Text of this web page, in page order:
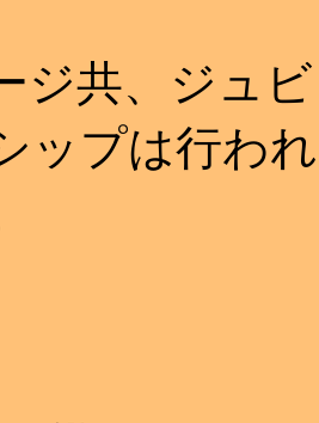
共、ジュ
ップは行わ